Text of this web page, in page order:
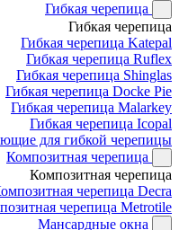
Гибкая черепица
Гибкая черепица
Гибкая черепица Katepal
Гибкая черепица Ruflex
Гибкая черепица Shinglas
Гибкая черепица Docke Pie
Гибкая черепица Malarkey
Гибкая черепица Icopal
для гибкой черепицы
Композитная черепица
Композитная черепица
черепица Decra
черепица Metrotile
Мансардные окна